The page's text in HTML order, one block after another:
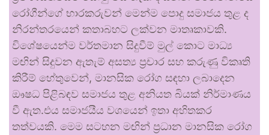
රෝගීන්ගේ භාරකරුවන් මෙන්ම පොදු සමාජය තුළ ද
නිරන්තරයෙන් කතාබහට ලක්වන මාතෘකාවකි.
විශේෂයෙන්ම වර්තමාන සිදුවීම් මුල් කොට මාධ්‍ය
මඟින් සිදුවන ඇතැම් අසත්‍ය ප්‍රචාර සහ කරුණු විකෘති
කිරීම් හේතුවෙන්, මානසික රෝග සඳහා ලබාදෙන
ඖෂධ පිළිබඳව සමාජය තුළ අනියත බියක් නිර්මාණය
වී ඇත.එය සමාජයීය වශයෙන් ඉතා අහිතකර
තත්වයකි. මෙම සටහන මඟින් ප්‍රධාන මානසික රෝග